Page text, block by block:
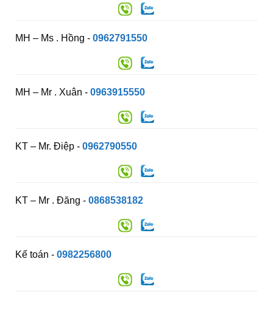
MH – Ms . Hồng - 0962791550
MH – Mr . Xuân - 0963915550
KT – Mr. Điệp - 0962790550
KT – Mr . Đăng - 0868538182
Kế toán - 0982256800